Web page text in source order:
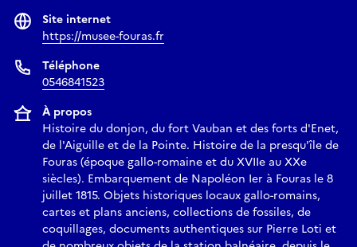
Site internet
https://musee-fouras.fr
Téléphone
0546841523
À propos
Histoire du donjon, du fort Vauban et des forts d'Enet,
de l'Aiguille et de la Pointe. Histoire de la presqu'île de
Fouras (époque gallo-romaine et du XVIIe au XXe
siècles). Embarquement de Napoléon Ier à Fouras le 8
juillet 1815. Objets historiques locaux gallo-romains,
cartes et plans anciens, collections de fossiles, de
coquillages, documents authentiques sur Pierre Loti et